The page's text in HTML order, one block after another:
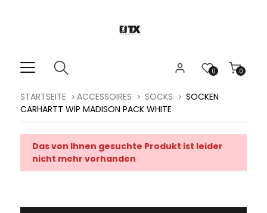
0
0
STARTSEITE ACCESSOIRES SOCKS
SOCKEN
CARHARTT WIP MADISON PACK WHITE
Das von Ihnen gesuchte Produkt ist leider
nicht mehr vorhanden